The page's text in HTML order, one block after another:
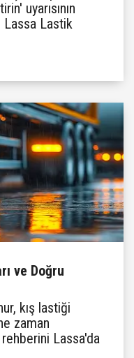
uyarısının
Lassa Lastik
ve Doğru
kış lastiği
zaman
rehberini Lassa'da